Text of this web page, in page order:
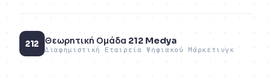
212 Θεωρητική Ομάδα 212 Medya
Διαφημιστική Εταιρεία Ψηφιακού Μάρκετινγκ